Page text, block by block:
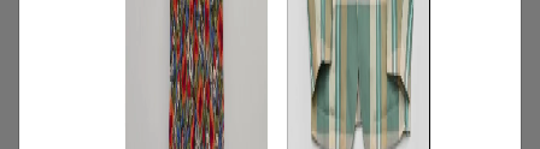
【甘シャツ・ブラウス100選】大人可愛い
夏コーデにおすすめ！映えトップスを厳
選
2026.07.16